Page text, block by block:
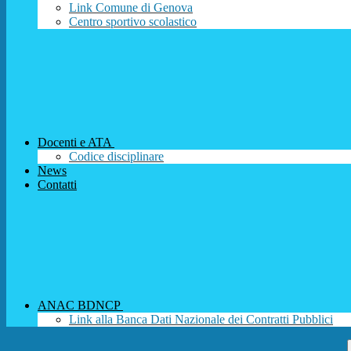
Link Comune di Genova
Centro sportivo scolastico
Docenti e ATA
Codice disciplinare
News
Contatti
ANAC BDNCP
Link alla Banca Dati Nazionale dei Contratti Pubblici